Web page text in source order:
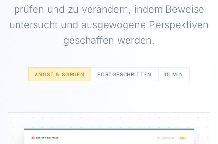
prüfen und zu verändern, indem Beweise
untersucht und ausgewogene Perspektiven
geschaffen werden.
ANGST & SORGEN FORTGESCHRITTEN 15 MIN